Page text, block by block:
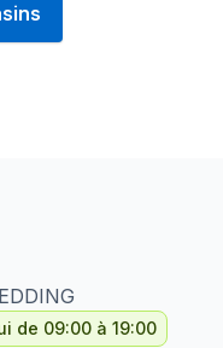
de 09:00 à 19:00